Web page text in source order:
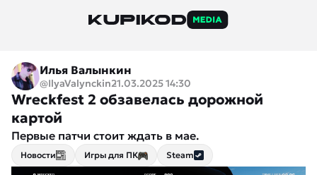
Илья Валынкин
@IlyaValynckin21.03.2025 14:30
Wreckfest 2 обзавелась дорожной
картой
Первые патчи стоит ждать в мае.
Новости Игры для ПК Steam